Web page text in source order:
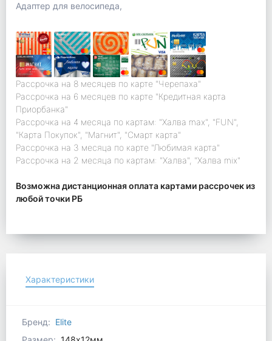
Адаптер для велосипеда,
Рассрочка на 8 месяцев по карте "Черепаха"
Рассрочка на 6 месяцев по карте "Кредитная карта
Приорбанка"
Рассрочка на 4 месяца по картам: "Халва max", "FUN",
"Карта Покупок", "Магнит", "Смарт карта"
Рассрочка на 3 месяца по карте "Любимая карта"
Рассрочка на 2 месяца по картам: "Халва", "Халва mix"
Возможна дистанционная оплата картами рассрочек из
любой точки РБ
Характеристики
Бренд: Elite